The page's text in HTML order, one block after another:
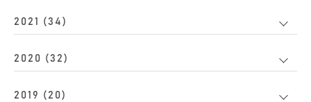
2021 (34)
2020 (32)
2019 (20)